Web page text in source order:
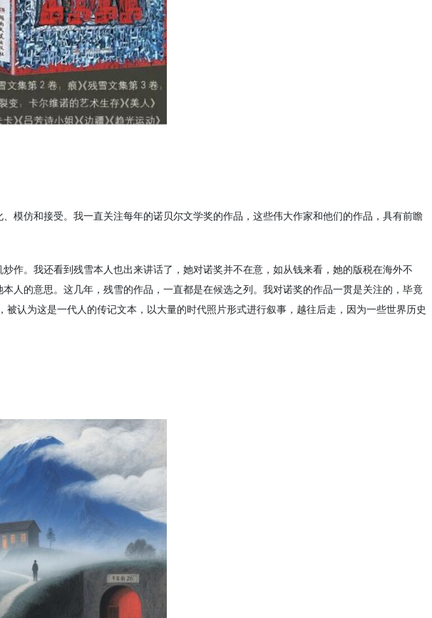
模仿和接受。我一直关注每年的诺贝尔文学奖的作品，这些伟大作家和他们的作品，具有前瞻
作。我还看到残雪本人也出来讲话了，她对诺奖并不在意，如从钱来看，她的版税在海外不
人的意思。这几年，残雪的作品，一直都是在候选之列。我对诺奖的作品一贯是关注的，毕竟
认为这是一代人的传记文本，以大量的时代照片形式进行叙事，越往后走，因为一些世界历史